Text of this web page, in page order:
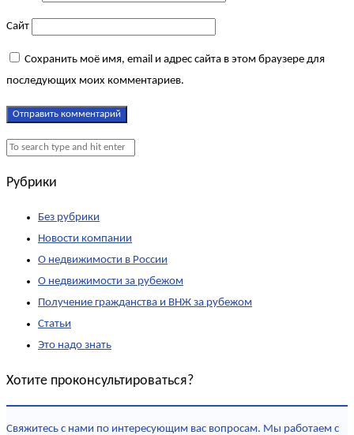
Сайт
Сохранить моё имя, email и адрес сайта в этом браузере для
последующих моих комментариев.
Рубрики
Без рубрики
Новости компании
О недвижимости в России
О недвижимости за рубежом
Получение гражданства и ВНЖ за рубежом
Статьи
Это надо знать
Хотите проконсультироваться?
Свяжитесь с нами по интересующим вас вопросам. Мы работаем с